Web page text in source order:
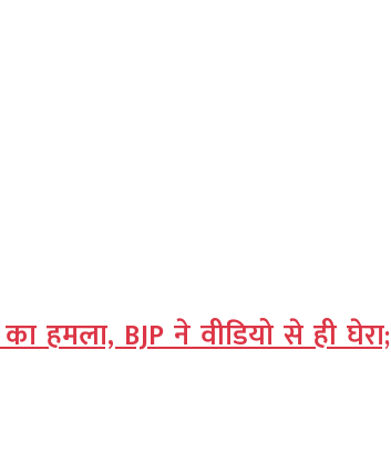
हमला, BJP ने वीडियो से ही घेरा;